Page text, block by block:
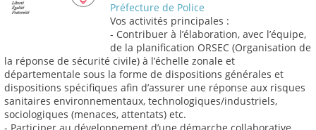
Préfecture de Police
Vos activités principales :
- Contribuer à l’élaboration, avec l’équipe,
de la planification ORSEC (Organisation de
la réponse de sécurité civile) à l’échelle zonale et
départementale sous la forme de dispositions générales et
dispositions spécifiques afin d’assurer une réponse aux risques
sanitaires environnementaux, technologiques/industriels,
sociologiques (menaces, attentats) etc.